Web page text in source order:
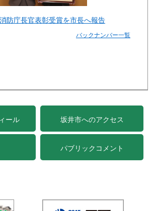
防庁長官表彰受賞を市長へ報告
バックナンバー一覧
ール 坂井市へのアクセス
パブリックコメント